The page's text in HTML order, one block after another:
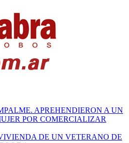
APREHENDIERON A UN
POR COMERCIALIZAR
DE UN VETERANO DE